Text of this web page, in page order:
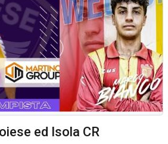
ed Isola CR